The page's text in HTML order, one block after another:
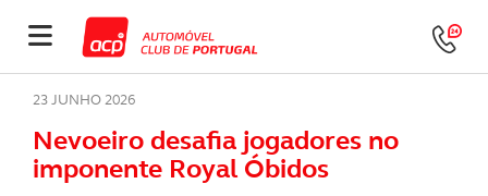
23 JUNHO 2026
Nevoeiro desafia jogadores no
imponente Royal Óbidos